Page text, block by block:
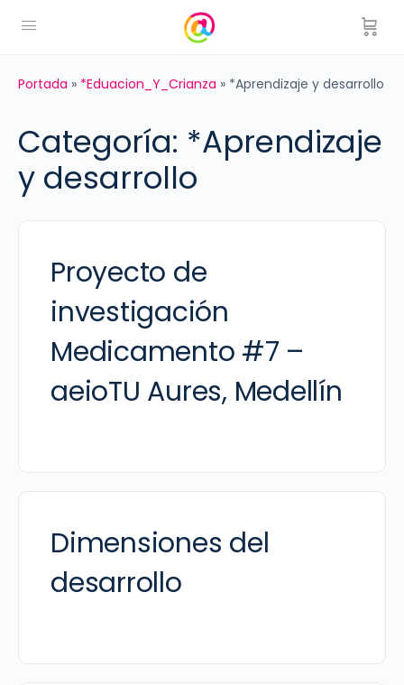
Portada » *Eduacion_Y_Crianza » *Aprendizaje y desarrollo
Categoría: *Aprendizaje
y desarrollo
Proyecto de
investigación
Medicamento #7 –
aeioTU Aures, Medellín
Dimensiones del
desarrollo